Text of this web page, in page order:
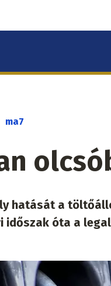
ma7
hatását a
időszak óta a